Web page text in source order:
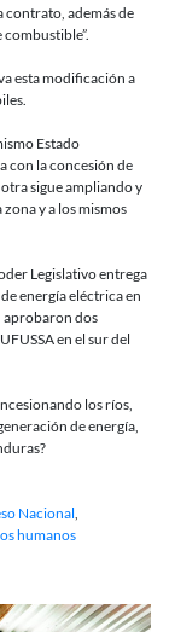
contrato, además de
esta modificación a
Estado
con la concesión de
sigue ampliando y
y a los mismos
Legislativo entrega
energía eléctrica en
aprobaron dos
en el sur del
los ríos,
de energía,
Nacional
humanos